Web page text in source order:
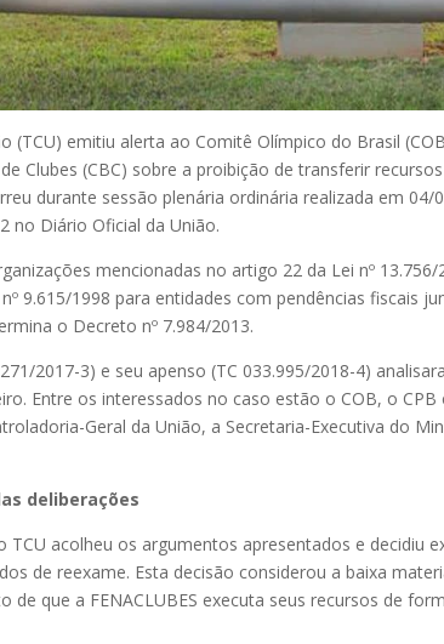
(TCU) emitiu alerta ao Comitê Olímpico do Brasil
Clubes (CBC) sobre a proibição de transferir
durante sessão plenária ordinária realizada em 04/
no Diário Oficial da União.
mencionadas no artigo 22 da Lei nº
9.615/1998 para entidades com pendências fiscais
o Decreto nº 7.984/2013.
2017-3) e seu apenso (TC 033.995/2018-4)
Entre os interessados no caso estão o COB, o
Geral da União, a Secretaria-Executiva do
deliberações
TCU acolheu os argumentos apresentados e decidiu
de reexame. Esta decisão considerou a baixa
de que a FENACLUBES executa seus recursos de